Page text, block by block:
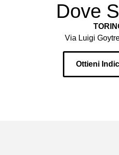
Dove
Via Luigi
Ottieni